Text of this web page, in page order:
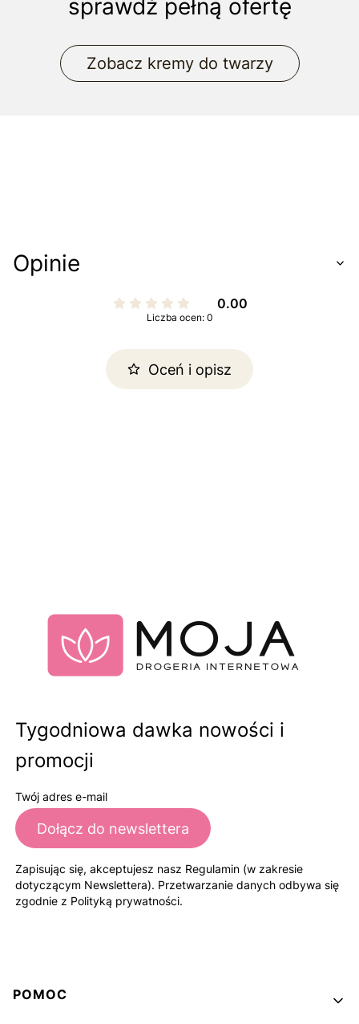
sprawdź pełną ofertę
Zobacz kremy do twarzy
Opinie
0.00
Liczba ocen: 0
Oceń i opisz
Tygodniowa dawka nowości i
promocji
Twój adres e-mail
Dołącz do newslettera
Zapisując się, akceptujesz nasz Regulamin (w zakresie
dotyczącym Newslettera). Przetwarzanie danych odbywa się
zgodnie z Polityką prywatności.
Linki w stopce
POMOC